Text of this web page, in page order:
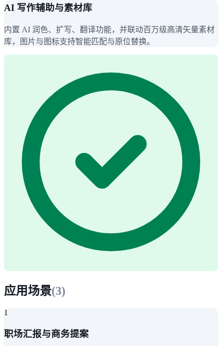
AI 写作辅助与素材库
内置 AI 润色、扩写、翻译功能，并联动百万级高清矢量素材
库，图片与图标支持智能匹配与原位替换。
应用场景(3)
1
职场汇报与商务提案